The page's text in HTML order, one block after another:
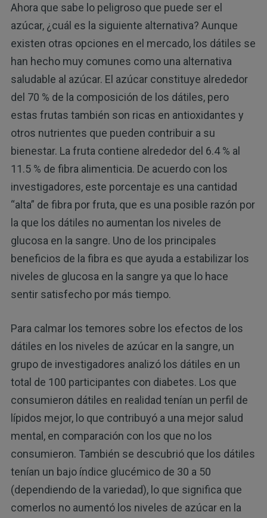
Ahora que sabe lo peligroso que puede ser el
azúcar, ¿cuál es la siguiente alternativa? Aunque
existen otras opciones en el mercado, los dátiles se
han hecho muy comunes como una alternativa
saludable al azúcar. El azúcar constituye alrededor
del 70 % de la composición de los dátiles, pero
estas frutas también son ricas en antioxidantes y
otros nutrientes que pueden contribuir a su
bienestar. La fruta contiene alrededor del 6.4 % al
11.5 % de fibra alimenticia. De acuerdo con los
investigadores, este porcentaje es una cantidad
“alta” de fibra por fruta, que es una posible razón por
la que los dátiles no aumentan los niveles de
glucosa en la sangre. Uno de los principales
beneficios de la fibra es que ayuda a estabilizar los
niveles de glucosa en la sangre ya que lo hace
sentir satisfecho por más tiempo.
Para calmar los temores sobre los efectos de los
dátiles en los niveles de azúcar en la sangre, un
grupo de investigadores analizó los dátiles en un
total de 100 participantes con diabetes. Los que
consumieron dátiles en realidad tenían un perfil de
lípidos mejor, lo que contribuyó a una mejor salud
mental, en comparación con los que no los
consumieron. También se descubrió que los dátiles
tenían un bajo índice glucémico de 30 a 50
(dependiendo de la variedad), lo que significa que
comerlos no aumentó los niveles de azúcar en la